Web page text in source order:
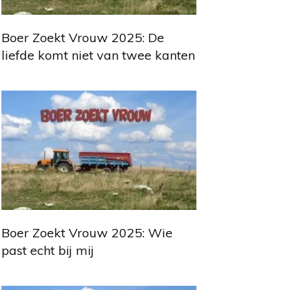
Boer Zoekt Vrouw 2025: De
liefde komt niet van twee kanten
Boer Zoekt Vrouw 2025: Wie
past echt bij mij